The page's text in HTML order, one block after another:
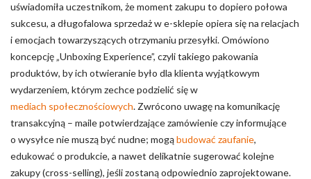
uświadomiła uczestnikom, że moment zakupu to dopiero połowa
sukcesu, a długofalowa sprzedaż w e-sklepie opiera się na relacjach
i emocjach towarzyszących otrzymaniu przesyłki. Omówiono
koncepcję „Unboxing Experience”, czyli takiego pakowania
produktów, by ich otwieranie było dla klienta wyjątkowym
wydarzeniem, którym zechce podzielić się w
mediach społecznościowych. Zwrócono uwagę na komunikację
transakcyjną – maile potwierdzające zamówienie czy informujące
o wysyłce nie muszą być nudne; mogąbudować zaufanie,
edukować o produkcie, a nawet delikatnie sugerować kolejne
zakupy (cross-selling), jeśli zostaną odpowiednio zaprojektowane.